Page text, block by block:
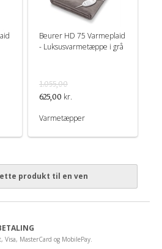
Beurer HD 75 Varmeplaid
- Luksusvarmetæppe i grå
1.055,00
625,00 kr.
Varmetæpper
produkt til en ven
MasterCard og MobilePay.